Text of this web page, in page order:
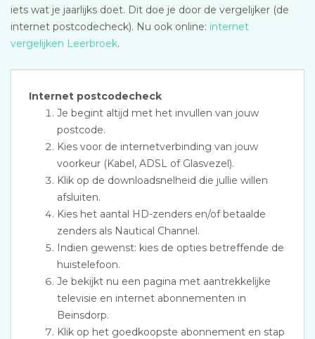
iets wat je jaarlijks doet. Dit doe je door de vergelijker (de
internet postcodecheck). Nu ook online: internet
vergelijken Leerbroek.
Internet postcodecheck
Je begint altijd met het invullen van jouw
postcode.
Kies voor de internetverbinding van jouw
voorkeur (Kabel, ADSL of Glasvezel).
Klik op de downloadsnelheid die jullie willen
afsluiten.
Kies het aantal HD-zenders en/of betaalde
zenders als Nautical Channel.
Indien gewenst: kies de opties betreffende de
huistelefoon.
Je bekijkt nu een pagina met aantrekkelijke
televisie en internet abonnementen in
Beinsdorp.
Klik op het goedkoopste abonnement en stap